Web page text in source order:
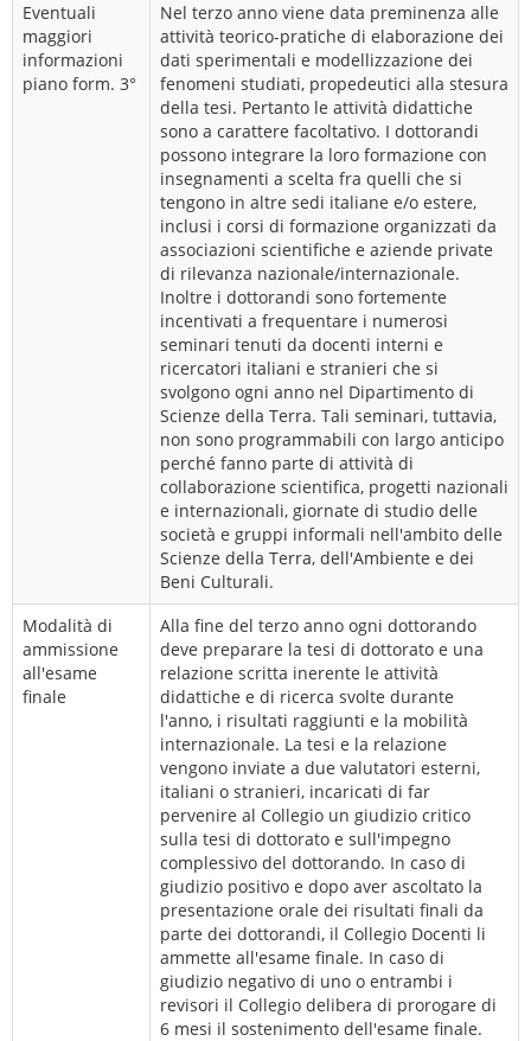
Eventuali
maggiori
informazioni
piano form. 3°
Nel terzo anno viene data preminenza alle
attività teorico-pratiche di elaborazione dei
dati sperimentali e modellizzazione dei
fenomeni studiati, propedeutici alla stesura
della tesi. Pertanto le attività didattiche
sono a carattere facoltativo. I dottorandi
possono integrare la loro formazione con
insegnamenti a scelta fra quelli che si
tengono in altre sedi italiane e/o estere,
inclusi i corsi di formazione organizzati da
associazioni scientifiche e aziende private
di rilevanza nazionale/internazionale.
Inoltre i dottorandi sono fortemente
incentivati a frequentare i numerosi
seminari tenuti da docenti interni e
ricercatori italiani e stranieri che si
svolgono ogni anno nel Dipartimento di
Scienze della Terra. Tali seminari, tuttavia,
non sono programmabili con largo anticipo
perché fanno parte di attività di
collaborazione scientifica, progetti nazionali
e internazionali, giornate di studio delle
società e gruppi informali nell'ambito delle
Scienze della Terra, dell'Ambiente e dei
Beni Culturali.
Modalità di
ammissione
all'esame
finale
Alla fine del terzo anno ogni dottorando
deve preparare la tesi di dottorato e una
relazione scritta inerente le attività
didattiche e di ricerca svolte durante
l'anno, i risultati raggiunti e la mobilità
internazionale. La tesi e la relazione
vengono inviate a due valutatori esterni,
italiani o stranieri, incaricati di far
pervenire al Collegio un giudizio critico
sulla tesi di dottorato e sull'impegno
complessivo del dottorando. In caso di
giudizio positivo e dopo aver ascoltato la
presentazione orale dei risultati finali da
parte dei dottorandi, il Collegio Docenti li
ammette all'esame finale. In caso di
giudizio negativo di uno o entrambi i
revisori il Collegio delibera di prorogare di
6 mesi il sostenimento dell'esame finale.